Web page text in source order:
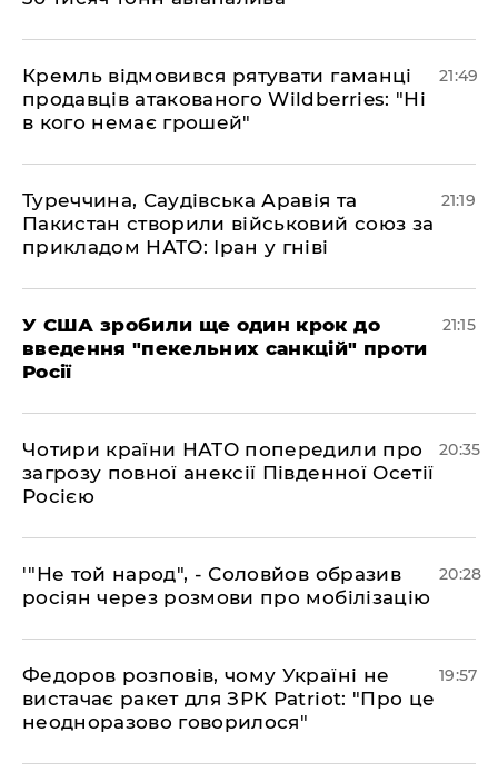
​Кремль відмовився рятувати гаманці
продавців атакованого Wildberries: "Ні
в кого немає грошей"
21:49
​Туреччина, Саудівська Аравія та
Пакистан створили військовий союз за
прикладом НАТО: Іран у гніві
21:19
​У США зробили ще один крок до
введення "пекельних санкцій" проти
Росії
21:15
​Чотири країни НАТО попередили про
загрозу повної анексії Південної Осетії
Росією
20:35
​'"Не той народ", - Соловйов образив
росіян через розмови про мобілізацію
20:28
​Федоров розповів, чому Україні не
вистачає ракет для ЗРК Patriot: "Про це
неодноразово говорилося"
19:57